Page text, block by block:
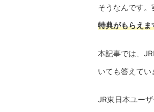
そうなんです。
特典がもらえま
本記事では、
いても答えてい
JR東日本ユー